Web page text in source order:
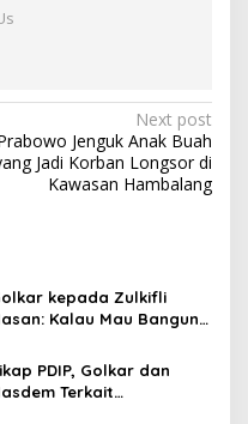
Next post
Jenguk Anak Buah
Jadi Korban Longsor di
Kawasan Hambalang
kepada Zulkifli
Kalau Mau Bangun
PDIP, Golkar dan
Terkait